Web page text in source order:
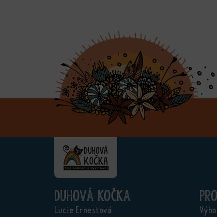
Duhová kočka
Lucie Ernestová